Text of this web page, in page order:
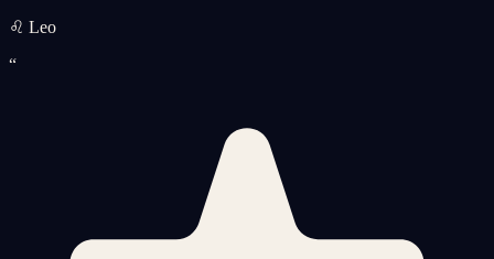
♌ Leo
“